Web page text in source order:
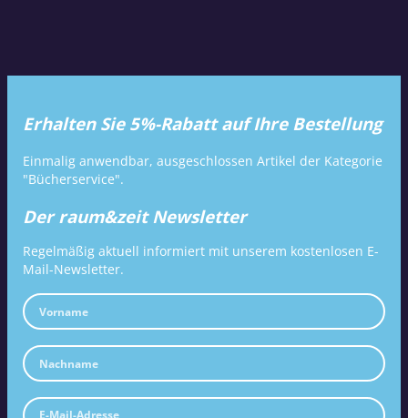
Erhalten Sie 5%-Rabatt auf Ihre Bestellung
Einmalig anwendbar, ausgeschlossen Artikel der Kategorie
"Bücherservice".
Der raum&zeit Newsletter
Regelmäßig aktuell informiert mit unserem kostenlosen E-
Mail-Newsletter.